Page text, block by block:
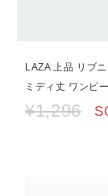
LAZA 上品 リブ
ミディ丈 ワンピ
¥1,296